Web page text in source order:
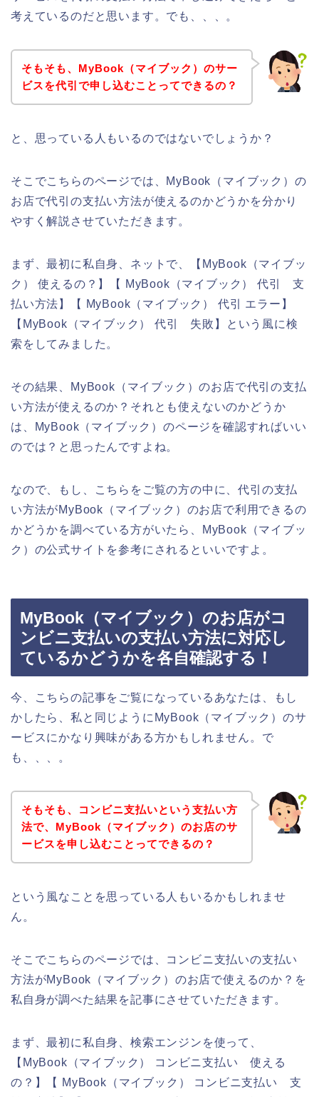
考えているのだと思います。でも、、、。
そもそも、MyBook（マイブック）のサー
ビスを代引で申し込むことってできるの？
と、思っている人もいるのではないでしょうか？
そこでこちらのページでは、MyBook（マイブック）の
お店で代引の支払い方法が使えるのかどうかを分かり
やすく解説させていただきます。
まず、最初に私自身、ネットで、【MyBook（マイブッ
ク） 使えるの？】【 MyBook（マイブック） 代引 支
払い方法】【 MyBook（マイブック） 代引 エラー】
【MyBook（マイブック） 代引 失敗】という風に検
索をしてみました。
その結果、MyBook（マイブック）のお店で代引の支払
い方法が使えるのか？それとも使えないのかどうか
は、MyBook（マイブック）のページを確認すればいい
のでは？と思ったんですよね。
なので、もし、こちらをご覧の方の中に、代引の支払
い方法がMyBook（マイブック）のお店で利用できるの
かどうかを調べている方がいたら、MyBook（マイブッ
ク）の公式サイトを参考にされるといいですよ。
MyBook（マイブック）のお店がコ
ンビニ支払いの支払い方法に対応し
ているかどうかを各自確認する！
今、こちらの記事をご覧になっているあなたは、もし
かしたら、私と同じようにMyBook（マイブック）のサ
ービスにかなり興味がある方かもしれません。で
も、、、。
そもそも、コンビニ支払いという支払い方
法で、MyBook（マイブック）のお店のサ
ービスを申し込むことってできるの？
という風なことを思っている人もいるかもしれませ
ん。
そこでこちらのページでは、コンビニ支払いの支払い
方法がMyBook（マイブック）のお店で使えるのか？を
私自身が調べた結果を記事にさせていただきます。
まず、最初に私自身、検索エンジンを使って、
【MyBook（マイブック） コンビニ支払い 使える
の？】【 MyBook（マイブック） コンビニ支払い 支